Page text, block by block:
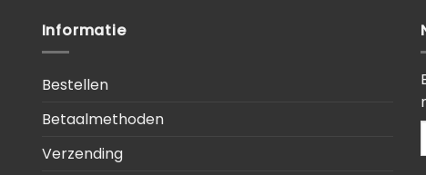
Informatie
Bestellen
Betaalmethoden
Verzending